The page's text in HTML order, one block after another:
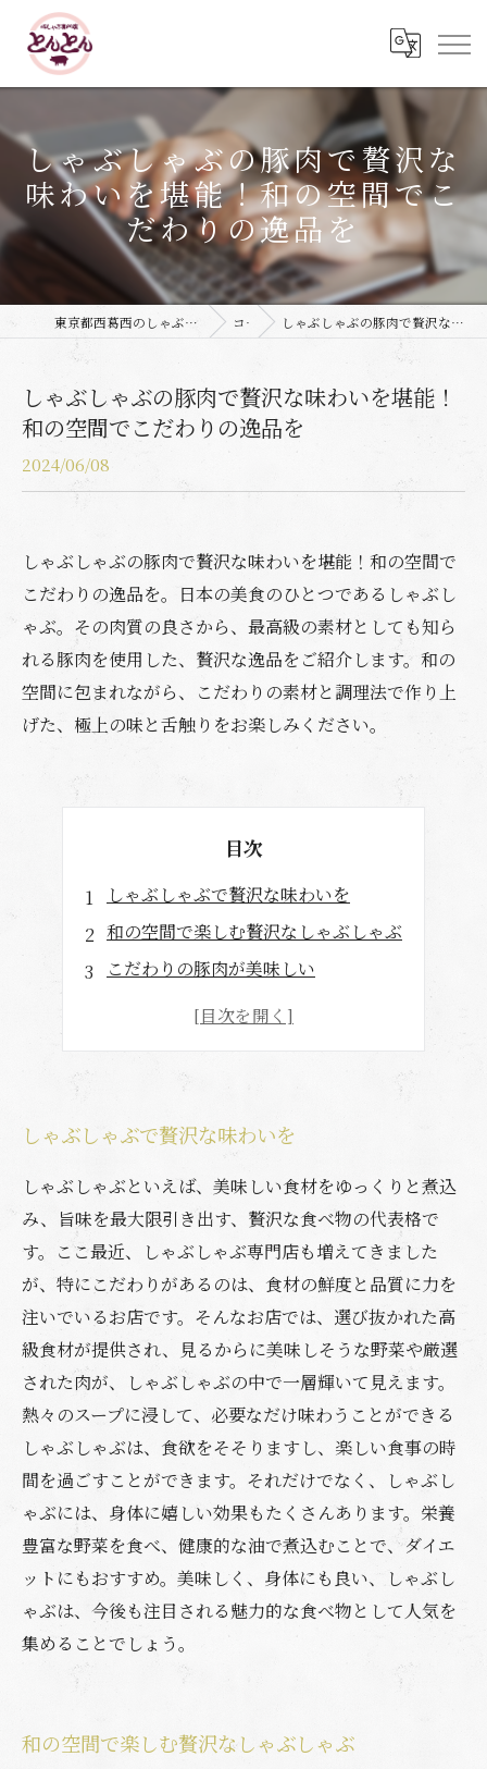
しゃぶしゃぶの豚肉で贅沢な
味わいを堪能！和の空間でこ
だわりの逸品を
東京都西葛西のしゃぶしゃぶなら豚しゃぶ専門店 とんとん コラム しゃぶしゃぶの豚肉で贅沢な味わいを堪能！和の空間でこだわりの逸品を
しゃぶしゃぶの豚肉で贅沢な味わいを堪能！
和の空間でこだわりの逸品を
2024/06/08
しゃぶしゃぶの豚肉で贅沢な味わいを堪能！和の空間で
こだわりの逸品を。日本の美食のひとつであるしゃぶし
ゃぶ。その肉質の良さから、最高級の素材としても知ら
れる豚肉を使用した、贅沢な逸品をご紹介します。和の
空間に包まれながら、こだわりの素材と調理法で作り上
げた、極上の味と舌触りをお楽しみください。
目次
しゃぶしゃぶで贅沢な味わいを
和の空間で楽しむ贅沢なしゃぶしゃぶ
こだわりの豚肉が美味しい
和の空間で贅を尽くしたしゃぶしゃぶ
しゃぶしゃぶで贅沢な味わいを
しゃぶしゃぶといえば、美味しい食材をゆっくりと煮込
み、旨味を最大限引き出す、贅沢な食べ物の代表格で
す。ここ最近、しゃぶしゃぶ専門店も増えてきました
が、特にこだわりがあるのは、食材の鮮度と品質に力を
注いでいるお店です。そんなお店では、選び抜かれた高
級食材が提供され、見るからに美味しそうな野菜や厳選
された肉が、しゃぶしゃぶの中で一層輝いて見えます。
熱々のスープに浸して、必要なだけ味わうことができる
しゃぶしゃぶは、食欲をそそりますし、楽しい食事の時
間を過ごすことができます。それだけでなく、しゃぶし
ゃぶには、身体に嬉しい効果もたくさんあります。栄養
豊富な野菜を食べ、健康的な油で煮込むことで、ダイエ
ットにもおすすめ。美味しく、身体にも良い、しゃぶし
ゃぶは、今後も注目される魅力的な食べ物として人気を
集めることでしょう。
和の空間で楽しむ贅沢なしゃぶしゃぶ